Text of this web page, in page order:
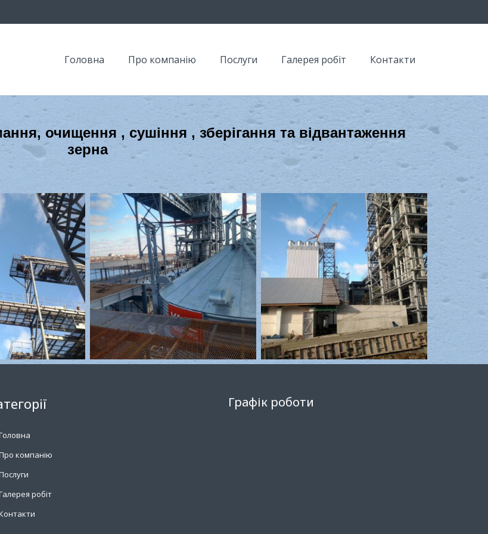
Головна Про компанію Послуги Галерея робіт Контакти
очищення , сушіння , зберігання та відвантаження
зерна
компанію
робіт
Графік роботи